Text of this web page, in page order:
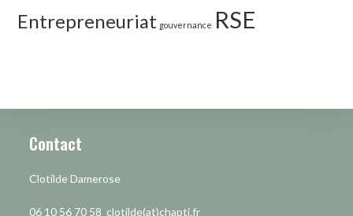
Entrepreneuriat gouvernance RSE
Contact
Clotilde Damerose
06 10 56 70 58 clotilde(at)chapti.fr